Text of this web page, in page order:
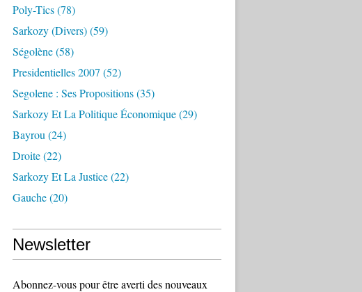
Poly-Tics(78)
Sarkozy (divers)(59)
Ségolène(58)
Presidentielles 2007 (52)
Segolene : Ses Propositions(35)
Sarkozy Et La Politique Économique(29)
Bayrou (24)
Droite(22)
Sarkozy Et La Justice(22)
Gauche(20)
Newsletter
Abonnez-vous pour être averti des nouveaux